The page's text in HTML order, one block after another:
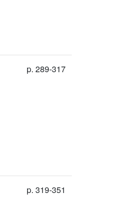
p. 289-317
p. 319-351